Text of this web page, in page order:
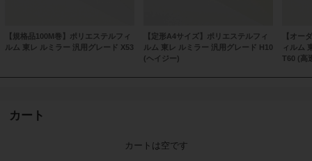
【規格品100M巻】ポリエステルフィ
ルム 東レ ルミラー 汎用グレード X53
【定形A4サイズ】ポリエステルフィ
ルム 東レ ルミラー 汎用グレード H10
(ヘイジー)
【オー
ィルム
T60 (高
カート
カートは空です